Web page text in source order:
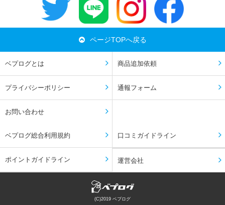
ページTOPへ戻る
ベプログとは 商品追加依頼
プライバシーポリシー 通報フォーム
お問い合わせ
ベプログ総合利用規約 口コミガイドライン
ポイントガイドライン 運営会社
(C)2019 ベプログ